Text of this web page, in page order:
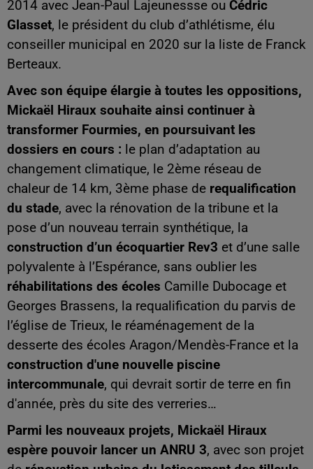
2014 avec Jean-Paul Lajeunessse ou Cédric
Glasset, le président du club d’athlétisme, élu
conseiller municipal en 2020 sur la liste de Franck
Berteaux.
Avec son équipe élargie à toutes les oppositions,
Mickaël Hiraux souhaite ainsi continuer à
transformer Fourmies, en poursuivant les
dossiers en cours : le plan d’adaptation au
changement climatique, le 2ème réseau de
chaleur de 14 km, 3ème phase de requalification
du stade, avec la rénovation de la tribune et la
pose d’un nouveau terrain synthétique, la
construction d’un écoquartier Rev3 et d’une salle
polyvalente à l’Espérance, sans oublier les
réhabilitations des écoles Camille Dubocage et
Georges Brassens, la requalification du parvis de
l’église de Trieux, le réaménagement de la
desserte des écoles Aragon/Mendès-France et la
construction d'une nouvelle piscine
intercommunale, qui devrait sortir de terre en fin
d'année, près du site des verreries…
Parmi les nouveaux projets, Mickaël Hiraux
espère pouvoir lancer un ANRU 3, avec son projet